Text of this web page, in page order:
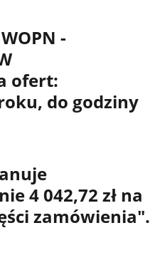
-
ofert:
do godziny
4 042,72 zł na
zamówienia".